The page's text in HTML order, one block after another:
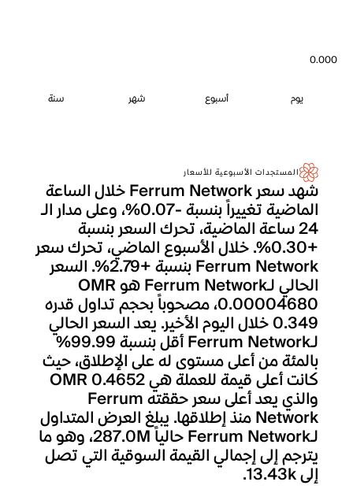
0.000
يوم أسبوع شهر سنة
المستجدات الأسبوعية للأسعار
شهد سعر Ferrum Network خلال الساعة
الماضية تغييراً بنسبة -0.07%، وعلى مدار الـ
24 ساعة الماضية، تحرك السعر بنسبة
+0.30%. خلال الأسبوع الماضي، تحرك سعر
Ferrum Network بنسبة +2.79%. السعر
الحالي لـFerrum Network هو OMR
0.00004680، مصحوباً بحجم تداول قدره
0.349 خلال اليوم الأخير. يعد السعر الحالي
لـFerrum Network أقل بنسبة 99.99%
بالمئة من أعلى مستوى له على الإطلاق، حيث
كانت أعلى قيمة للعملة هي OMR 0.4652
والذي يعد أعلى سعر حققته Ferrum
Network منذ إطلاقها. يبلغ العرض المتداول
لـFerrum Network حالياً 287.0M، وهو ما
يترجم إلى إجمالي القيمة السوقية التي تصل
إلى 13.43k.